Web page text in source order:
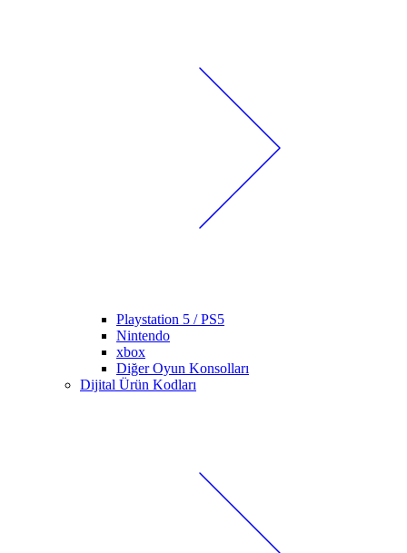
Playstation 5 / PS5
Nintendo
xbox
Diğer Oyun Konsolları
Dijital Ürün Kodları